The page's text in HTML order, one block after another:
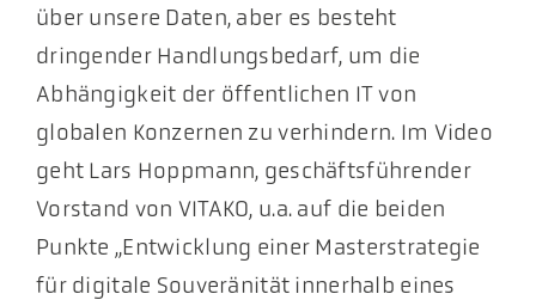
über unsere Daten, aber es besteht
dringender Handlungsbedarf, um die
Abhängigkeit der öffentlichen IT von
globalen Konzernen zu verhindern. Im Video
geht Lars Hoppmann, geschäftsführender
Vorstand von VITAKO, u.a. auf die beiden
Punkte „Entwicklung einer Masterstrategie
für digitale Souveränität innerhalb eines